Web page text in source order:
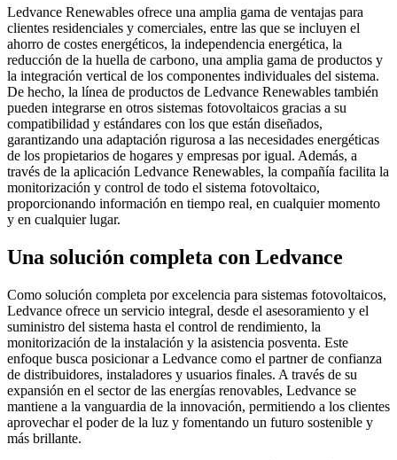
Ledvance Renewables ofrece una amplia gama de ventajas para
clientes residenciales y comerciales, entre las que se incluyen el
ahorro de costes energéticos, la independencia energética, la
reducción de la huella de carbono, una amplia gama de productos y
la integración vertical de los componentes individuales del sistema.
De hecho, la línea de productos de Ledvance Renewables también
pueden integrarse en otros sistemas fotovoltaicos gracias a su
compatibilidad y estándares con los que están diseñados,
garantizando una adaptación rigurosa a las necesidades energéticas
de los propietarios de hogares y empresas por igual. Además, a
través de la aplicación Ledvance Renewables, la compañía facilita la
monitorización y control de todo el sistema fotovoltaico,
proporcionando información en tiempo real, en cualquier momento
y en cualquier lugar.
Una solución completa con Ledvance
Como solución completa por excelencia para sistemas fotovoltaicos,
Ledvance ofrece un servicio integral, desde el asesoramiento y el
suministro del sistema hasta el control de rendimiento, la
monitorización de la instalación y la asistencia posventa. Este
enfoque busca posicionar a Ledvance como el partner de confianza
de distribuidores, instaladores y usuarios finales. A través de su
expansión en el sector de las energías renovables, Ledvance se
mantiene a la vanguardia de la innovación, permitiendo a los clientes
aprovechar el poder de la luz y fomentando un futuro sostenible y
más brillante.